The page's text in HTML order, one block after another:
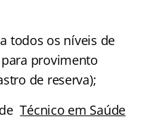
todos os níveis de
provimento
de reserva);
deTécnico em Saúde